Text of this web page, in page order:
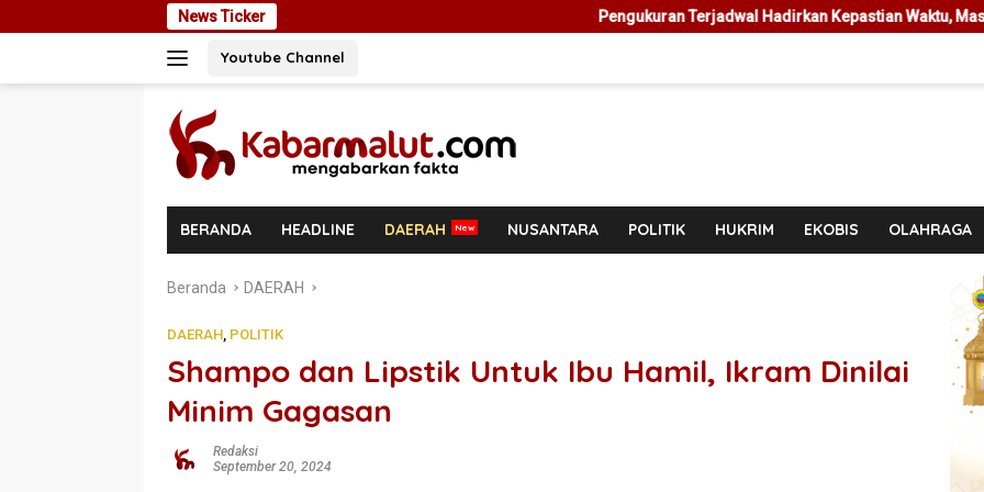
ke
News Ticker Pengukuran Terjadwal Hadirkan Kepastian Waktu, Masyarakat Tak Perlu Lama
Youtube Channel
BERANDA HEADLINE DAERAH NUSANTARA POLITIK HUKRIM EKOBIS OLAHRAGA
Beranda DAERAH
DAERAH POLITIK
Shampo dan Lipstik Untuk Ibu Hamil, Ikram Dinilai
Minim Gagasan
Redaksi
September 20, 2024